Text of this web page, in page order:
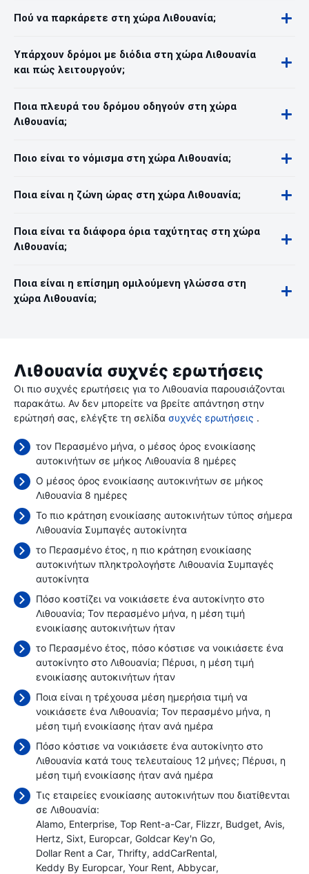
Πού να παρκάρετε στη χώρα Λιθουανία;
Υπάρχουν δρόμοι με διόδια στη χώρα Λιθουανία
και πώς λειτουργούν;
Ποια πλευρά του δρόμου οδηγούν στη χώρα
Λιθουανία;
Ποιο είναι το νόμισμα στη χώρα Λιθουανία;
Ποια είναι η ζώνη ώρας στη χώρα Λιθουανία;
Ποια είναι τα διάφορα όρια ταχύτητας στη χώρα
Λιθουανία;
Ποια είναι η επίσημη ομιλούμενη γλώσσα στη
χώρα Λιθουανία;
Λιθουανία συχνές ερωτήσεις
Οι πιο συχνές ερωτήσεις για το Λιθουανία παρουσιάζονται
παρακάτω. Αν δεν μπορείτε να βρείτε απάντηση στην
ερώτησή σας, ελέγξτε τη σελίδα συχνές ερωτήσεις .
τον Περασμένο μήνα, ο μέσος όρος ενοικίασης
αυτοκινήτων σε μήκος Λιθουανία 8 ημέρες
Ο μέσος όρος ενοικίασης αυτοκινήτων σε μήκος
Λιθουανία 8 ημέρες
Το πιο κράτηση ενοικίασης αυτοκινήτων τύπος σήμερα
Λιθουανία Συμπαγές αυτοκίνητα
το Περασμένο έτος, η πιο κράτηση ενοικίασης
αυτοκινήτων πληκτρολογήστε Λιθουανία Συμπαγές
αυτοκίνητα
Πόσο κοστίζει να νοικιάσετε ένα αυτοκίνητο στο
Λιθουανία; Τον περασμένο μήνα, η μέση τιμή
ενοικίασης αυτοκινήτων ήταν
το Περασμένο έτος, πόσο κόστισε να νοικιάσετε ένα
αυτοκίνητο στο Λιθουανία; Πέρυσι, η μέση τιμή
ενοικίασης αυτοκινήτων ήταν
Ποια είναι η τρέχουσα μέση ημερήσια τιμή να
νοικιάσετε ένα Λιθουανία; Τον περασμένο μήνα, η
μέση τιμή ενοικίασης ήταν ανά ημέρα
Πόσο κόστισε να νοικιάσετε ένα αυτοκίνητο στο
Λιθουανία κατά τους τελευταίους 12 μήνες; Πέρυσι, η
μέση τιμή ενοικίασης ήταν ανά ημέρα
Τις εταιρείες ενοικίασης αυτοκινήτων που διατίθενται
σε Λιθουανία:
Alamo Enterprise Top Rent-a-Car Flizzr Budget Avis
Hertz Sixt Europcar Goldcar Key'n Go
Dollar Rent a Car Thrifty addCarRental
Keddy By Europcar Your Rent Abbycar